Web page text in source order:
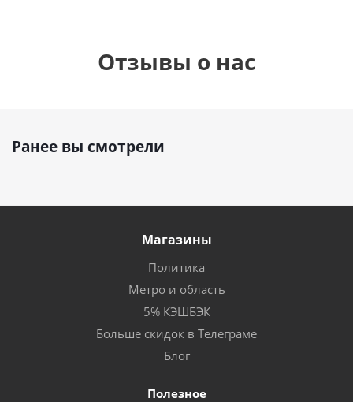
Отзывы о нас
Ранее вы смотрели
Магазины
Политика
Метро и область
5% КЭШБЭК
Больше скидок в Телеграме
Блог
Полезное